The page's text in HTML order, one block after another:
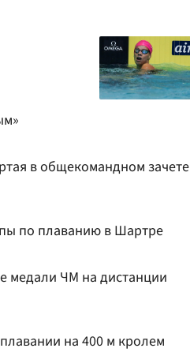
в общекомандном зачете
по плаванию в Шартре
медали ЧМ на дистанции
на 400 м кролем